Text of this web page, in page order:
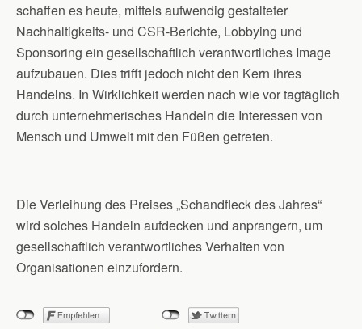
schaffen es heute, mittels aufwendig gestalteter
Nachhaltigkeits- und CSR-Berichte, Lobbying und
Sponsoring ein gesellschaftlich verantwortliches Image
aufzubauen. Dies trifft jedoch nicht den Kern ihres
Handelns. In Wirklichkeit werden nach wie vor tagtäglich
durch unternehmerisches Handeln die Interessen von
Mensch und Umwelt mit den Füßen getreten.
Die Verleihung des Preises „Schandfleck des Jahres“
wird solches Handeln aufdecken und anprangern, um
gesellschaftlich verantwortliches Verhalten von
Organisationen einzufordern.